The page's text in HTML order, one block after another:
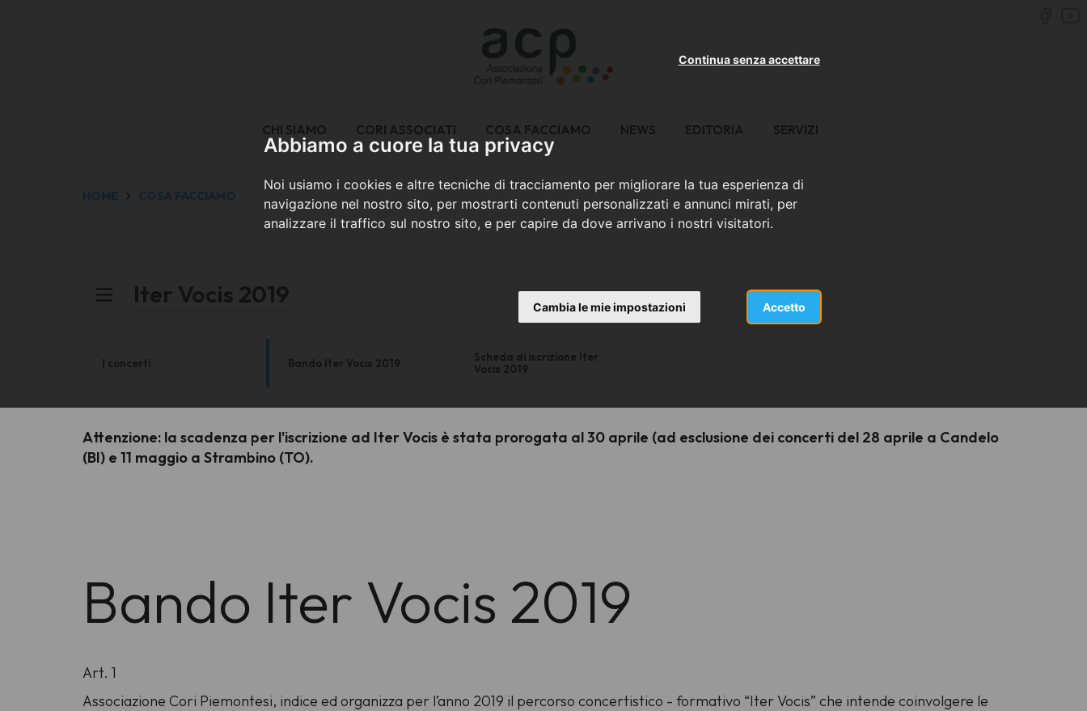
Abbiamo a cuore la tua privacy
Noi usiamo i cookies e altre tecniche di tracciamento per migliorare la tua esperienza di
navigazione nel nostro sito, per mostrarti contenuti personalizzati e annunci mirati, per
analizzare il traffico sul nostro sito, e per capire da dove arrivano i nostri visitatori.
Accetto
Continua senza accettare
Cambia le mie impostazioni
CHI SIAMO CORI ASSOCIATI COSA FACCIAMO NEWS EDITORIA SERVIZI
HOME COSA FACCIAMO
Iter Vocis 2019
I concerti Bando Iter Vocis 2019
Scheda di iscrizione Iter
Vocis 2019
Attenzione: la scadenza per l'iscrizione ad Iter Vocis è stata prorogata al 30 aprile (ad esclusione dei concerti del 28 aprile a Candelo
(BI) e 11 maggio a Strambino (TO).
Bando Iter Vocis 2019
Art. 1
Associazione Cori Piemontesi, indice ed organizza per l’anno 2019 il percorso concertistico - formativo “Iter Vocis” che intende coinvolgere le